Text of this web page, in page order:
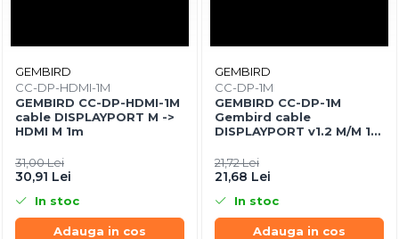
GEMBIRD
CC-DP-HDMI-1M
GEMBIRD CC-DP-HDMI-1M
cable DISPLAYPORT M ->
HDMI M 1m
31,00 Lei
30,91 Lei
In stoc
Adauga in cos
GEMBIRD
CC-DP-1M
GEMBIRD CC-DP-1M
Gembird cable
DISPLAYPORT v1.2 M/M 1m
21,72 Lei
21,68 Lei
In stoc
Adauga in cos